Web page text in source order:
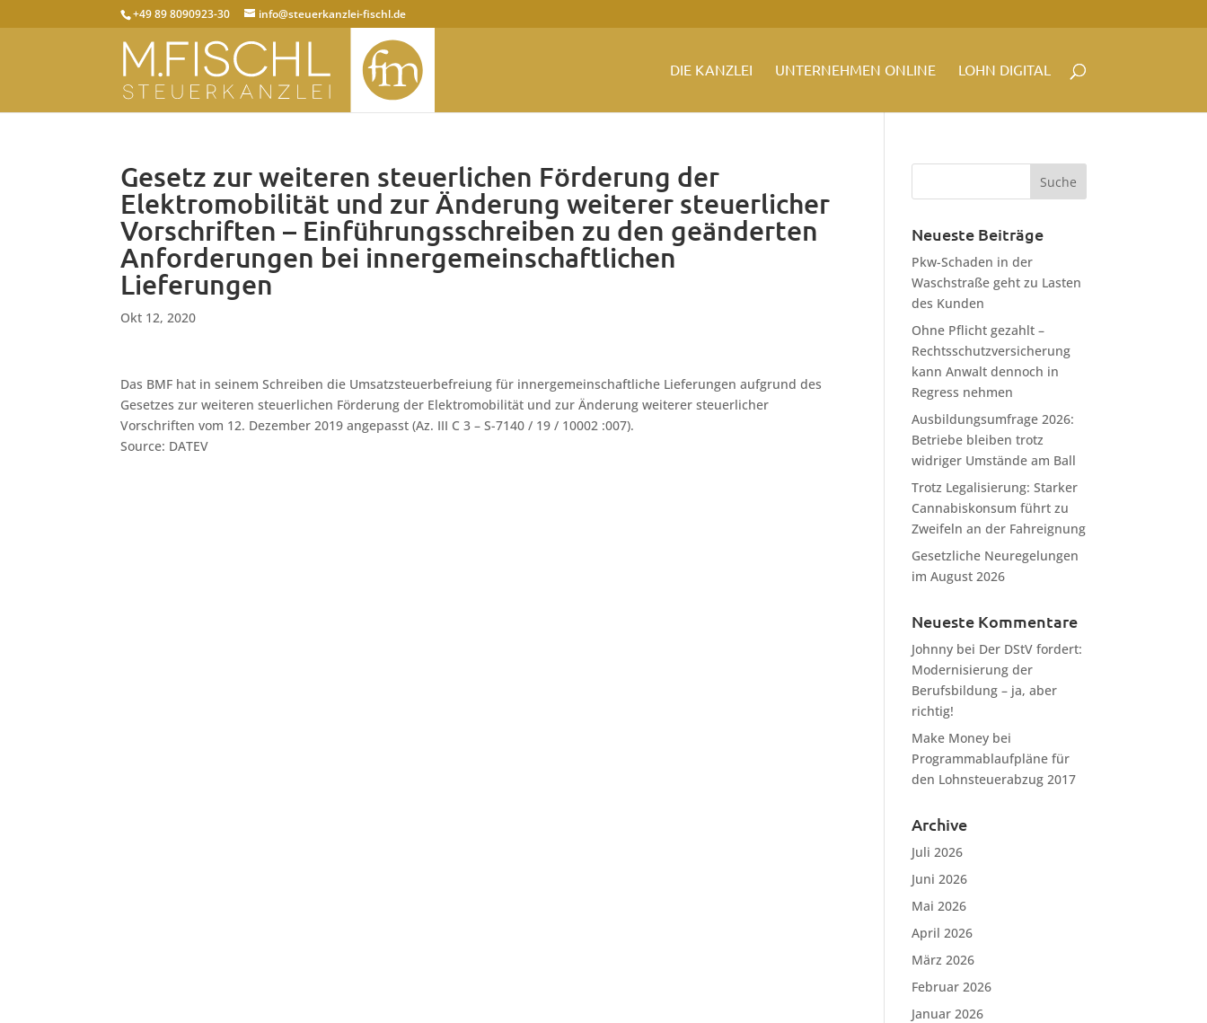
+49 89 8090923-30 info@steuerkanzlei-fischl.de
DIE KANZLEI UNTERNEHMEN ONLINE LOHN DIGITAL
Gesetz zur weiteren steuerlichen Förderung der
Elektromobilität und zur Änderung weiterer steuerlicher
Vorschriften – Einführungsschreiben zu den geänderten
Anforderungen bei innergemeinschaftlichen
Lieferungen
Okt 12, 2020
Das BMF hat in seinem Schreiben die Umsatzsteuerbefreiung für innergemeinschaftliche Lieferungen aufgrund des
Gesetzes zur weiteren steuerlichen Förderung der Elektromobilität und zur Änderung weiterer steuerlicher
Vorschriften vom 12. Dezember 2019 angepasst (Az. III C 3 – S-7140 / 19 / 10002 :007).
Source: DATEV
Neueste Beiträge
Pkw-Schaden in der
Waschstraße geht zu Lasten
des Kunden
Ohne Pflicht gezahlt –
Rechtsschutzversicherung
kann Anwalt dennoch in
Regress nehmen
Ausbildungsumfrage 2026:
Betriebe bleiben trotz
widriger Umstände am Ball
Trotz Legalisierung: Starker
Cannabiskonsum führt zu
Zweifeln an der Fahreignung
Gesetzliche Neuregelungen
im August 2026
Neueste Kommentare
Johnny bei Der DStV fordert:
Modernisierung der
Berufsbildung – ja, aber
richtig!
Make Money bei
Programmablaufpläne für
den Lohnsteuerabzug 2017
Archive
Juli 2026
Juni 2026
Mai 2026
April 2026
März 2026
Februar 2026
Januar 2026